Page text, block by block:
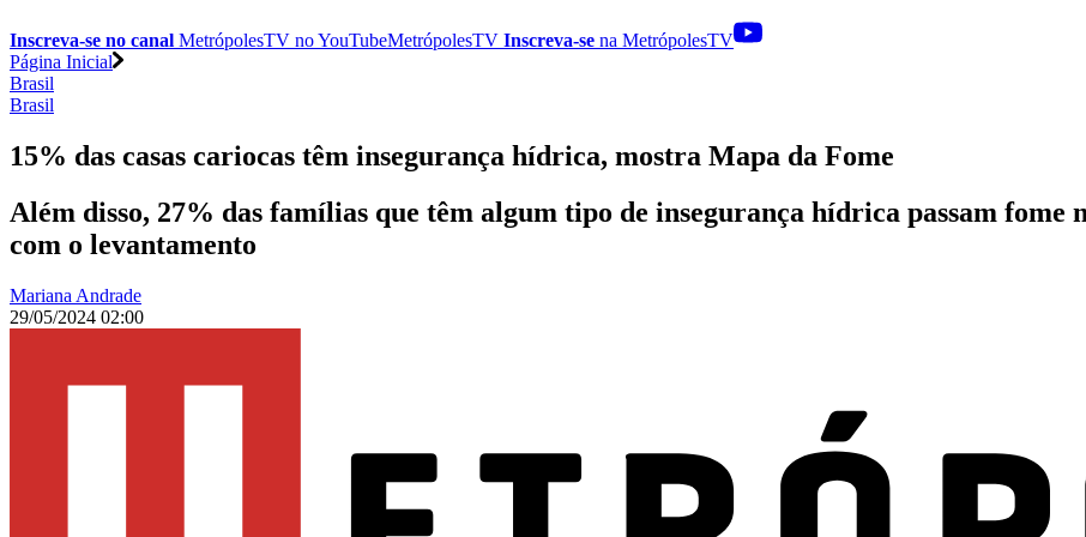
Inscreva-se no canal MetrópolesTV noYouTubeMetrópolesTV Inscreva-se na MetrópolesTV
Página Inicial
Brasil
Brasil
15% das casas cariocas têm insegurança hídrica, mostra Mapa da Fome
Além disso, 27% das famílias que têm algum tipo de insegurança hídrica passam fome
com o levantamento
Mariana Andrade
29/05/2024 02:00